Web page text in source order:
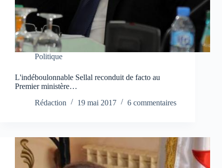
Politique
L'indéboulonnable Sellal reconduit de facto au
Premier ministère…
Rédaction
19 mai 2017 6 commentaires